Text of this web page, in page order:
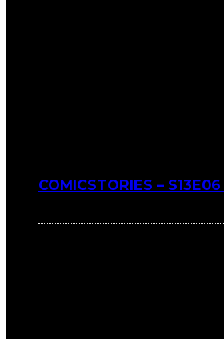
COMICSTORIES –